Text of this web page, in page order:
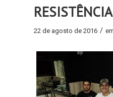
22 de agosto de 2016 /